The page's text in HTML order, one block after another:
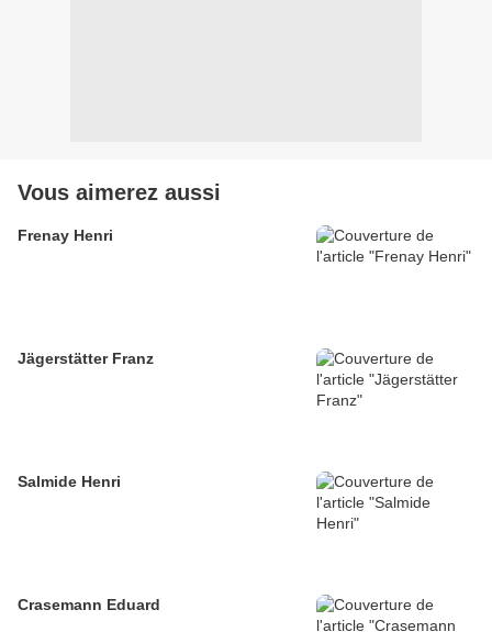
Vous aimerez aussi
Frenay Henri
Jägerstätter Franz
Salmide Henri
Crasemann Eduard